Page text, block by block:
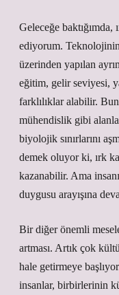
Geleceğe baktığımda,
ediyorum.
üzerinden yapılan
eğitim, gelir seviyesi,
farklılıklar alabilir.
mühendislik gibi
biyolojik sınırlarını
demek oluyor ki, ırk
kazanabilir. Ama
duygusu arayışına
Bir diğer önemli
artması. Artık çok
hale getirmeye
insanlar, birbirlerinin